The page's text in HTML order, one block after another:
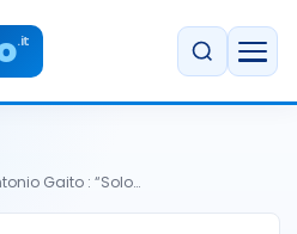
.it
Gaito : “Solo…